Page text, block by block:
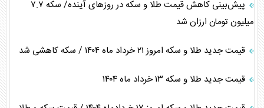
پیش‌بینی کاهش قیمت طلا و سکه در روز‌های آینده/ سکه ۷.۷
میلیون تومان ارزان شد
قیمت جدید طلا و سکه امروز ۲۱ خرداد ماه ۱۴۰۴ / سکه کاهشی شد
قیمت جدید طلا و سکه ۱۳ خرداد ماه ۱۴۰۴